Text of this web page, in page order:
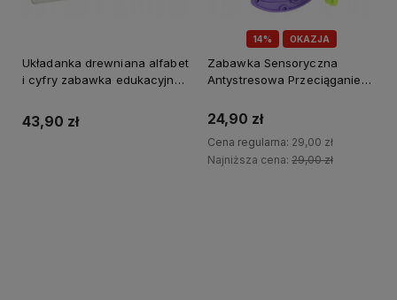
Układanka drewniana alfabet
i cyfry zabawka edukacyjna
43,90 zł
14% OKAZJA
Zabawka Sensoryczna
Antystresowa Przeciąganiec
Grzechotka
24,90 zł
Cena regularna: 29,00 zł
Najniższa cena: 29,00 zł